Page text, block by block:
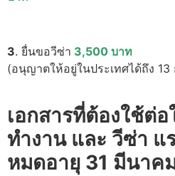
3. ยื่นขอวีซ่า 3,500 บาท
(อนุญาตให้อยู่ในประเทศได้ถึง
เอกสารที่ต้องใช้ต่
ทำงาน และ วีซ่า แ
หมดอายุ 31 มีนาค